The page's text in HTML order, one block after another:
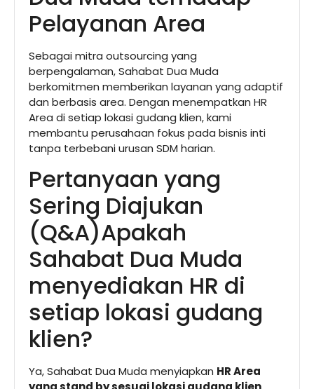
Pelayanan Area
Sebagai mitra outsourcing yang
berpengalaman, Sahabat Dua Muda
berkomitmen memberikan layanan yang adaptif
dan berbasis area. Dengan menempatkan HR
Area di setiap lokasi gudang klien, kami
membantu perusahaan fokus pada bisnis inti
tanpa terbebani urusan SDM harian.
Pertanyaan yang
Sering Diajukan
(Q&A)Apakah
Sahabat Dua Muda
menyediakan HR di
setiap lokasi gudang
klien?
Ya, Sahabat Dua Muda menyiapkan HR Area